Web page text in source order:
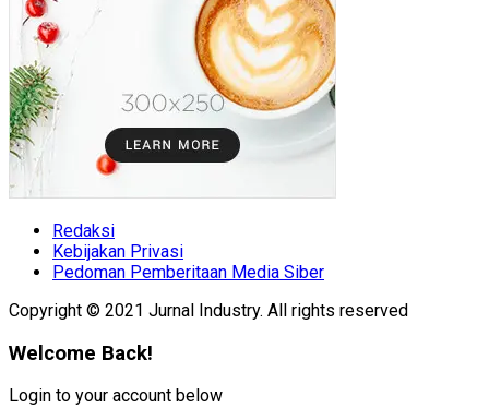
Redaksi
Kebijakan Privasi
Pedoman Pemberitaan Media Siber
Copyright © 2021 Jurnal Industry. All rights reserved
Welcome Back!
Login to your account below